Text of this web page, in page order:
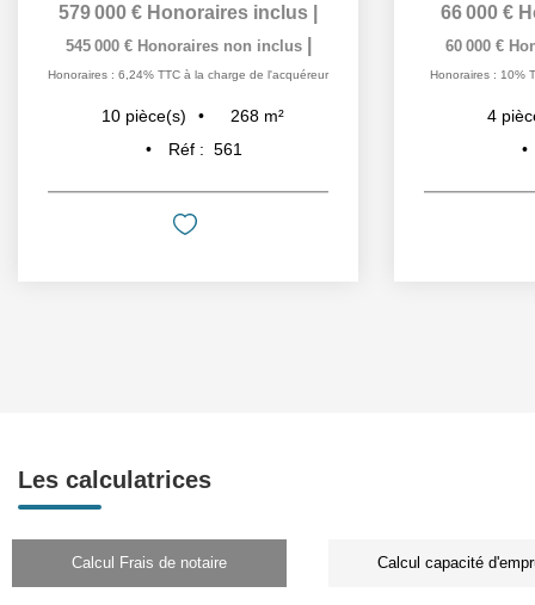
579 000 € Honoraires inclus
545 000 € Honoraires non inclus
Honoraires : 6,24% TTC à la charge de l'acquéreur
10 pièce(s) 268 m²
Réf : 561
66 000 €
60 000 €
Honoraires : 10%
4
Les calculatrices
Calcul Frais de notaire Calcul capacité